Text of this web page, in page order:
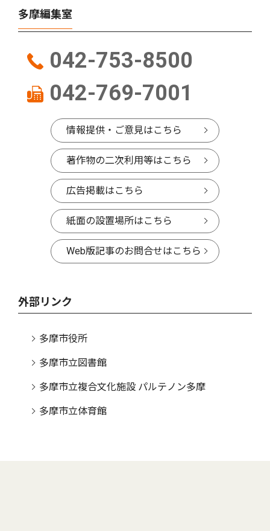
多摩編集室
042-753-8500
042-769-7001
情報提供・ご意見はこちら
著作物の二次利用等はこちら
広告掲載はこちら
紙面の設置場所はこちら
Web版記事のお問合せはこちら
外部リンク
多摩市役所
多摩市立図書館
多摩市立複合文化施設 パルテノン多摩
多摩市立体育館